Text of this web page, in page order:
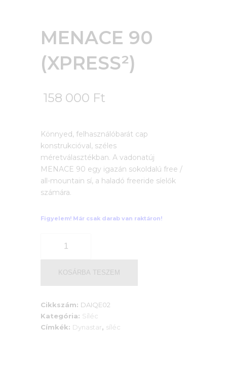
MENACE 90
(XPRESS²)
158 000 Ft
Könnyed, felhasználóbarát cap
konstrukcióval, széles
méretválasztékban. A vadonatúj
MENACE 90 egy igazán sokoldalú free /
all-mountain sí, a haladó freeride síelők
számára.
Figyelem! Már csak darab van raktáron!
mennyiség
KOSÁRBA TESZEM
Cikkszám: DAIQE02
Kategória: Síléc
Címkék: Dynastar, síléc